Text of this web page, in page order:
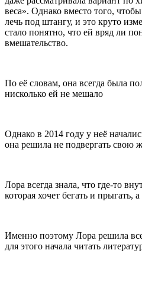
веса». Однако вместо того,
лечь под штангу, и это круто
стало понятно, что ей вряд ли
вмешательство.
По её словам, она всегда была
нисколько ей не мешало
Однако в 2014 году у неё
она решила не подвергать свою
Лора всегда знала, что где-то
которая хочет бегать и прыгать,
Именно поэтому Лора решила
для этого начала читать